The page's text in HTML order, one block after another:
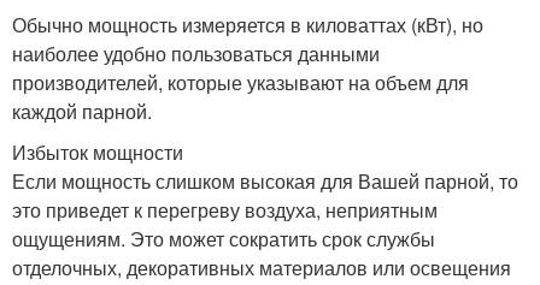
Обычно мощность измеряется в киловаттах (кВт), но
наиболее удобно пользоваться данными
производителей, которые указывают на объем для
каждой парной.
Избыток мощности
Если мощность слишком высокая для Вашей парной, то
это приведет к перегреву воздуха, неприятным
ощущениям. Это может сократить срок службы
отделочных, декоративных материалов или освещения